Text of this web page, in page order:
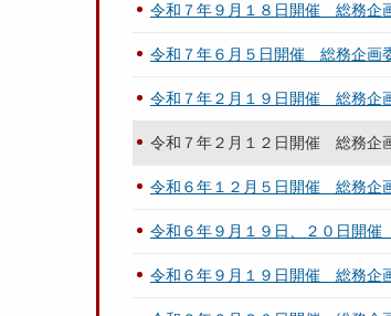
令和７年９月１８日開催 総務企
令和７年６月５日開催 総務企画
令和７年２月１９日開催 総務企
令和７年２月１２日開催 総務企
令和６年１２月５日開催 総務企
令和６年９月１９日、２０日開
令和６年９月１９日開催 総務企